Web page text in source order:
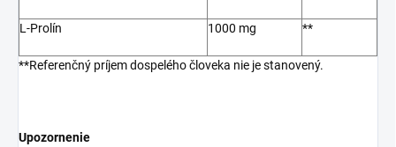
L-Prolín 1000 mg **
**Referenčný príjem dospelého človeka nie je stanovený.
Upozornenie